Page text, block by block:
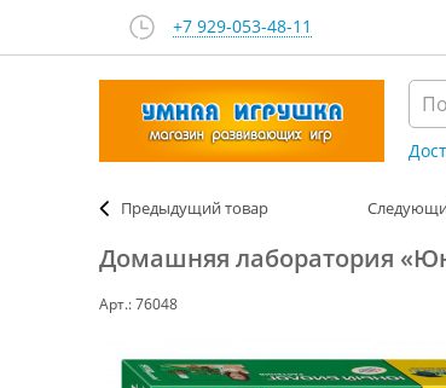
+7 929-053-48-11
Предыдущий товар
Арт.: 76048
Домашняя лаборатория